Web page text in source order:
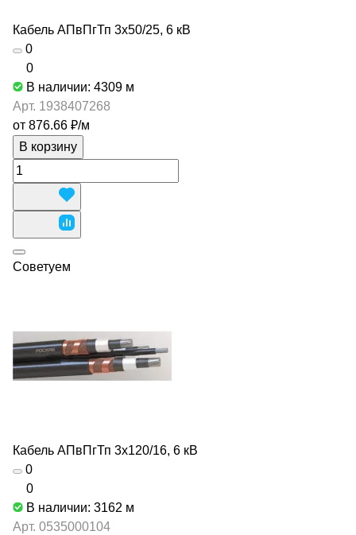
Кабель АПвПгТп 3х50/25, 6 кВ
0
0
В наличии: 4309 м
Арт. 1938407268
от 876.66 ₽/м
В корзину
Советуем
Кабель АПвПгТп 3х120/16, 6 кВ
0
0
В наличии: 3162 м
Арт. 0535000104